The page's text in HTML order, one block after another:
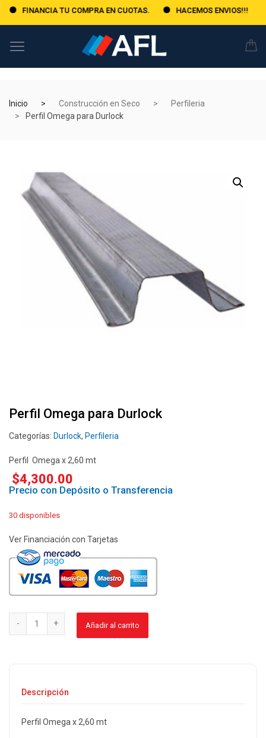
FINANCIA TU COMPRA EN CUOTAS. HACEMOS ENVIOS!!!
Inicio Construcción en Seco
Perfileria
Perfil Omega para Durlock
Perfil Omega para Durlock
Categorías: Durlock, Perfileria
Perfil Omega x 2,60 mt
$4,300.00
Precio con Depósito o Transferencia
30 disponibles
Ver Financiación con Tarjetas
Añadir al carrito
Descripción
Perfil Omega x 2,60 mt